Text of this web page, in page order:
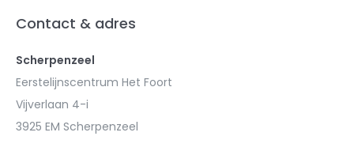
Contact & adres
Scherpenzeel
Eerstelijnscentrum Het Foort
Vijverlaan 4-i
3925 EM Scherpenzeel